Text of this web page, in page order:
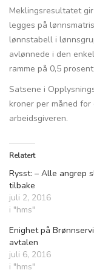
Meklingsresultatet
legges på
lønnstabell i
avlønnede i den
ramme på 0,5 prosent.
Satsene i
kroner per måned
arbeidsgiveren.
Relatert
Rysst: – Alle angrep
tilbake
juli 2, 2016
i "hms"
Enighet på
avtalen
juli 6, 2016
i "hms"